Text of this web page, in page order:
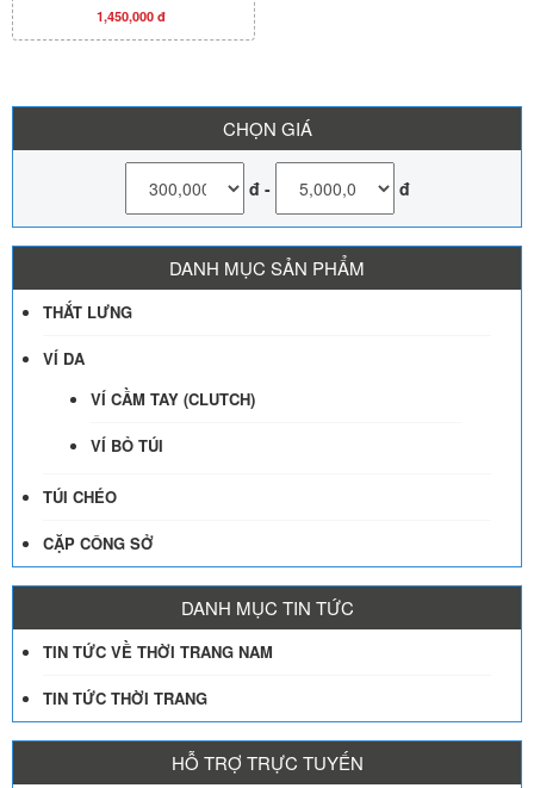
1,450,000 đ
CHỌN GIÁ
đ - đ
DANH MỤC SẢN PHẨM
THẮT LƯNG
VÍ DA
VÍ CẦM TAY (CLUTCH)
VÍ BỎ TÚI
TÚI CHÉO
CẶP CÔNG SỞ
DANH MỤC TIN TỨC
TIN TỨC VỀ THỜI TRANG NAM
TIN TỨC THỜI TRANG
HỖ TRỢ TRỰC TUYẾN